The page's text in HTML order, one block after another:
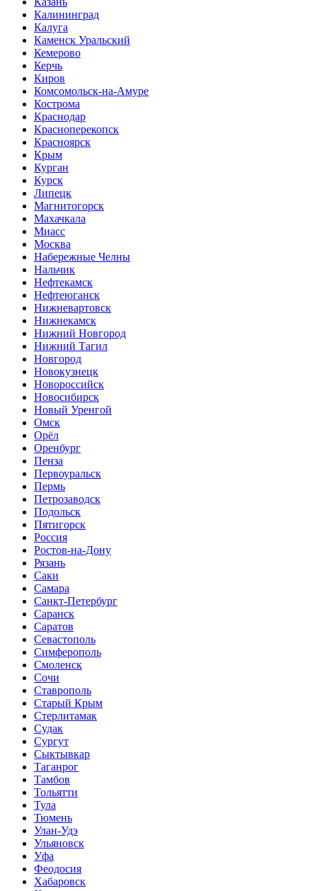
Калининград
Калуга
Каменск Уральский
Кемерово
Керчь
Киров
Комсомольск-на-Амуре
Кострома
Краснодар
Красноперекопск
Красноярск
Крым
Курган
Курск
Липецк
Магнитогорск
Махачкала
Миасс
Москва
Набережные Челны
Нальчик
Нефтекамск
Нефтеюганск
Нижневартовск
Нижнекамск
Нижний Новгород
Нижний Тагил
Новгород
Новокузнецк
Новороссийск
Новосибирск
Новый Уренгой
Омск
Орёл
Оренбург
Пенза
Первоуральск
Пермь
Петрозаводск
Подольск
Пятигорск
Россия
Ростов-на-Дону
Рязань
Саки
Самара
Санкт-Петербург
Саранск
Саратов
Севастополь
Симферополь
Смоленск
Сочи
Ставрополь
Старый Крым
Стерлитамак
Судак
Сургут
Сыктывкар
Таганрог
Тамбов
Тольятти
Тула
Тюмень
Улан-Удэ
Ульяновск
Уфа
Феодосия
Хабаровск